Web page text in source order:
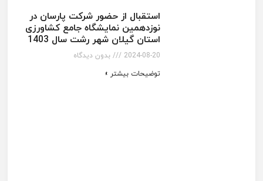
استقبال از حضور شرکت پارسان در
نوزدهمین نمایشگاه جامع کشاورزی
استان گیلان شهر رشت سال 1403
2024-08-20
بدون دیدگاه
توضیحات بیشتر »